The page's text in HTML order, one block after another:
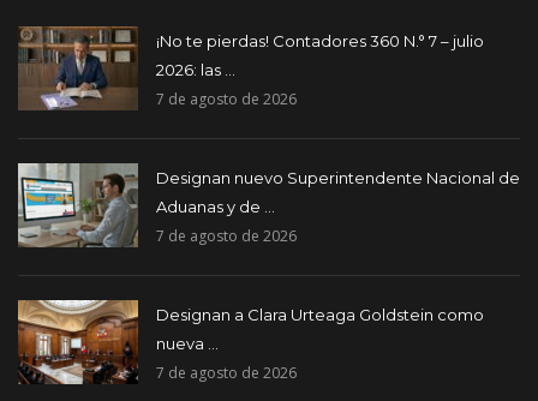
¡No te pierdas! Contadores 360 N.° 7 – julio
2026: las ...
7 de agosto de 2026
Designan nuevo Superintendente Nacional de
Aduanas y de ...
7 de agosto de 2026
Designan a Clara Urteaga Goldstein como
nueva ...
7 de agosto de 2026